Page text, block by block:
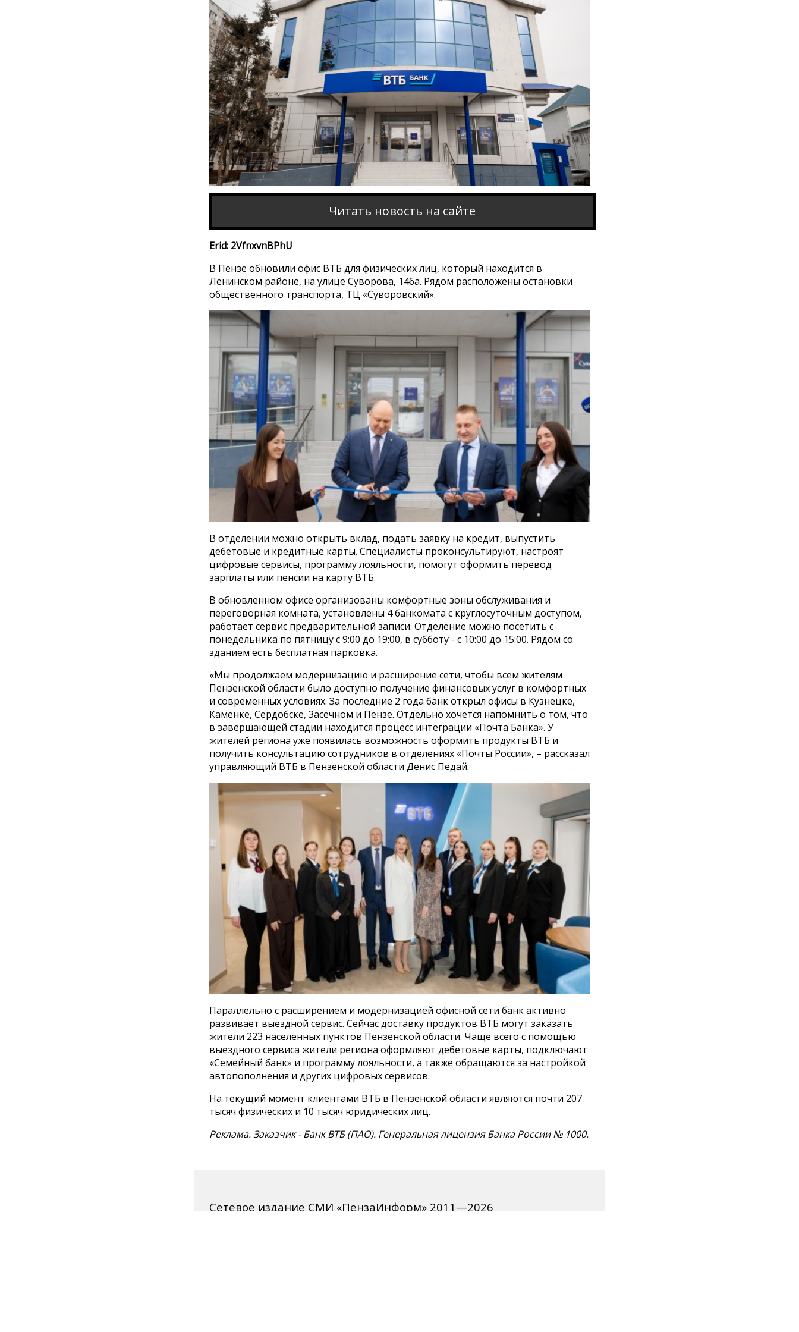
Читать новость на сайте
Erid: 2VfnxvnBPhU
В Пензе обновили офис ВТБ для физических лиц, который находится в
Ленинском районе, на улице Суворова, 146а. Рядом расположены остановки
общественного транспорта, ТЦ «Суворовский».
В отделении можно открыть вклад, подать заявку на кредит, выпустить
дебетовые и кредитные карты. Специалисты проконсультируют, настроят
цифровые сервисы, программу лояльности, помогут оформить перевод
зарплаты или пенсии на карту ВТБ.
В обновленном офисе организованы комфортные зоны обслуживания и
переговорная комната, установлены 4 банкомата с круглосуточным доступом,
работает сервис предварительной записи. Отделение можно посетить с
понедельника по пятницу с 9:00 до 19:00, в субботу - с 10:00 до 15:00. Рядом со
зданием есть бесплатная парковка.
«Мы продолжаем модернизацию и расширение сети, чтобы всем жителям
Пензенской области было доступно получение финансовых услуг в комфортных
и современных условиях. За последние 2 года банк открыл офисы в Кузнецке,
Каменке, Сердобске, Засечном и Пензе. Отдельно хочется напомнить о том, что
в завершающей стадии находится процесс интеграции «Почта Банка». У
жителей региона уже появилась возможность оформить продукты ВТБ и
получить консультацию сотрудников в отделениях «Почты России», – рассказал
управляющий ВТБ в Пензенской области Денис Педай.
Параллельно с расширением и модернизацией офисной сети банк активно
развивает выездной сервис. Сейчас доставку продуктов ВТБ могут заказать
жители 223 населенных пунктов Пензенской области. Чаще всего с помощью
выездного сервиса жители региона оформляют дебетовые карты, подключают
«Семейный банк» и программу лояльности, а также обращаются за настройкой
автопополнения и других цифровых сервисов.
На текущий момент клиентами ВТБ в Пензенской области являются почти 207
тысяч физических и 10 тысяч юридических лиц.
Реклама. Заказчик - Банк ВТБ (ПАО). Генеральная лицензия Банка России № 1000.
Сетевое издание СМИ «ПензаИнформ» 2011—2026